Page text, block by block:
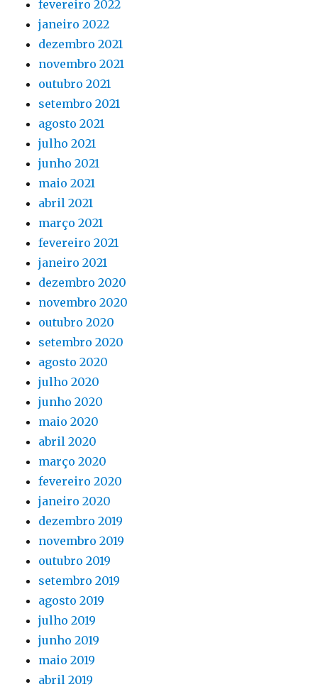
fevereiro 2022
janeiro 2022
dezembro 2021
novembro 2021
outubro 2021
setembro 2021
agosto 2021
julho 2021
junho 2021
maio 2021
abril 2021
março 2021
fevereiro 2021
janeiro 2021
dezembro 2020
novembro 2020
outubro 2020
setembro 2020
agosto 2020
julho 2020
junho 2020
maio 2020
abril 2020
março 2020
fevereiro 2020
janeiro 2020
dezembro 2019
novembro 2019
outubro 2019
setembro 2019
agosto 2019
julho 2019
junho 2019
maio 2019
abril 2019